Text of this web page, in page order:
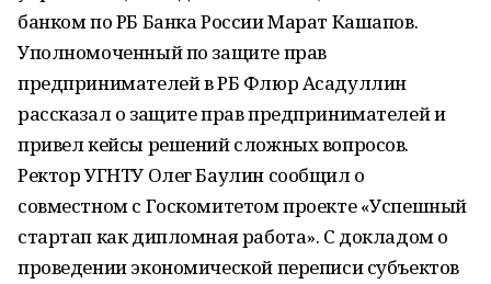
банком по РБ Банка России Марат Кашапов.
Уполномоченный по защите прав
предпринимателей в РБ Флюр Асадуллин
рассказал о защите прав предпринимателей и
привел кейсы решений сложных вопросов.
Ректор УГНТУ Олег Баулин сообщил о
совместном с Госкомитетом проекте «Успешный
стартап как дипломная работа». С докладом о
проведении экономической переписи субъектов